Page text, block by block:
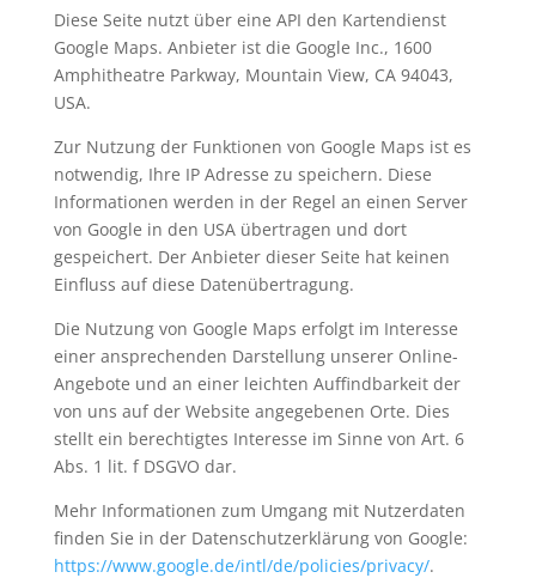
Diese Seite nutzt über eine API den Kartendienst
Google Maps. Anbieter ist die Google Inc., 1600
Amphitheatre Parkway, Mountain View, CA 94043,
USA.
Zur Nutzung der Funktionen von Google Maps ist es
notwendig, Ihre IP Adresse zu speichern. Diese
Informationen werden in der Regel an einen Server
von Google in den USA übertragen und dort
gespeichert. Der Anbieter dieser Seite hat keinen
Einfluss auf diese Datenübertragung.
Die Nutzung von Google Maps erfolgt im Interesse
einer ansprechenden Darstellung unserer Online-
Angebote und an einer leichten Auffindbarkeit der
von uns auf der Website angegebenen Orte. Dies
stellt ein berechtigtes Interesse im Sinne von Art. 6
Abs. 1 lit. f DSGVO dar.
Mehr Informationen zum Umgang mit Nutzerdaten
finden Sie in der Datenschutzerklärung von Google:
https://www.google.de/intl/de/policies/privacy/.